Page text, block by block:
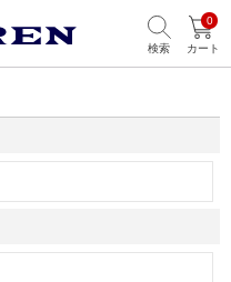
検索
0
カート